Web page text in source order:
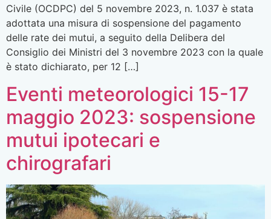
Civile (OCDPC) del 5 novembre 2023, n. 1.037 è stata
adottata una misura di sospensione del pagamento
delle rate dei mutui, a seguito della Delibera del
Consiglio dei Ministri del 3 novembre 2023 con la quale
è stato dichiarato, per 12 […]
Eventi meteorologici 15-17
maggio 2023: sospensione
mutui ipotecari e
chirografari